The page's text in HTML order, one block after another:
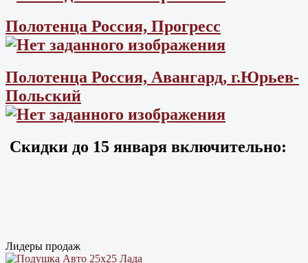
Полотенца Россия, Прогресс
Полотенца Россия, Авангард, г.Юрьев-
Польский
Скидки до 15 января включительно:
Лидеры продаж